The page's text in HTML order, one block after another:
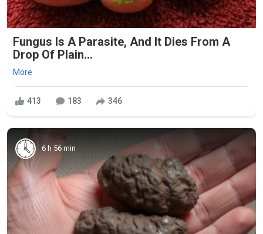
Fungus Is A Parasite, And It Dies From A
Drop Of Plain...
More
413 183 346
6 h 56 min